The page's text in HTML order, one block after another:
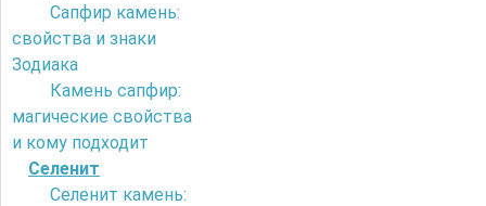
Сапфир камень:
свойства и знаки
Зодиака
Камень сапфир:
магические свойства
и кому подходит
Селенит
Селенит камень: